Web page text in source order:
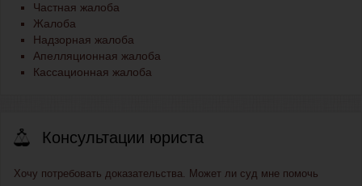
Частная жалоба
Жалоба
Надзорная жалоба
Апелляционная жалоба
Кассационная жалоба
Консультации юриста
Хочу потребовать доказательства. Может ли суд мне помочь